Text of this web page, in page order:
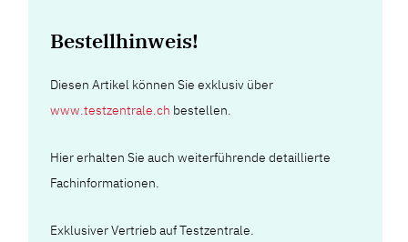
Bestellhinweis!
Diesen Artikel können Sie exklusiv über
www.testzentrale.ch bestellen.
Hier erhalten Sie auch weiterführende detaillierte
Fachinformationen.
Exklusiver Vertrieb auf Testzentrale.